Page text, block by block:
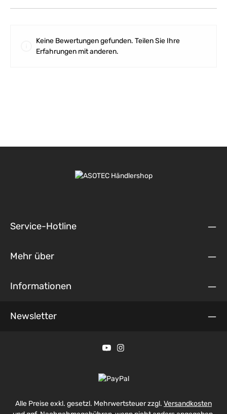
Keine Bewertungen gefunden. Teilen Sie Ihre
Erfahrungen mit anderen.
Service-Hotline
Mehr über
Informationen
Newsletter
Alle Preise exkl. gesetzl. Mehrwertsteuer zzgl. Versandkosten